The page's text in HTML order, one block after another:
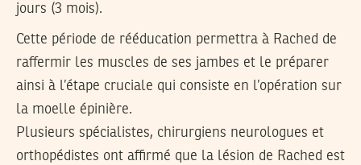
jours (3 mois).
Cette période de rééducation permettra à Rached de
raffermir les muscles de ses jambes et le préparer
ainsi à l’étape cruciale qui consiste en l’opération sur
la moelle épinière.
Plusieurs spécialistes, chirurgiens neurologues et
orthopédistes ont affirmé que la lésion de Rached est